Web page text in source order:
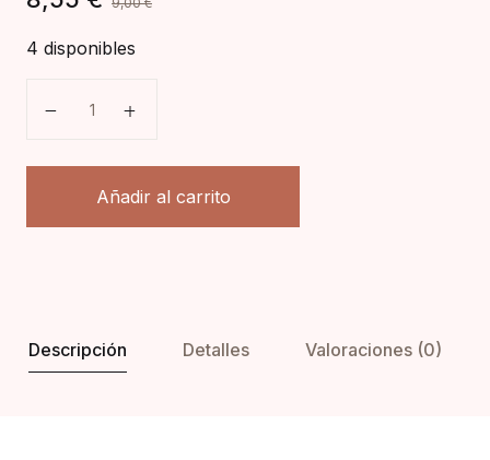
4 disponibles
Añadir al carrito
Descripción Detalles Valoraciones (0)